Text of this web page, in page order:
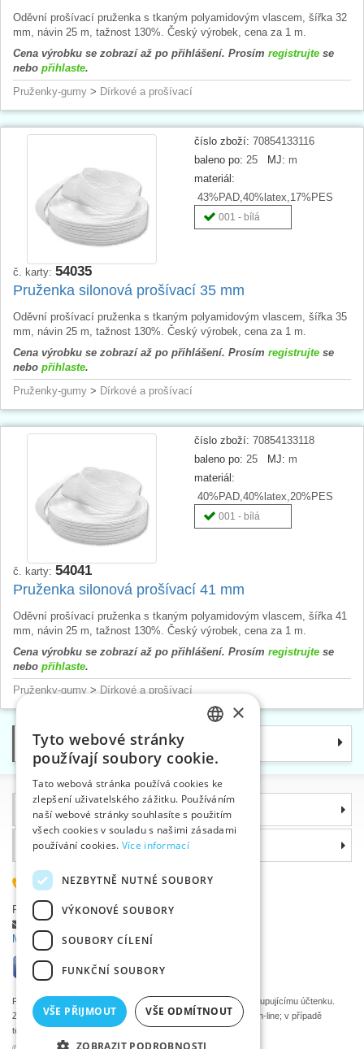
Oděvní prošívací pruženka s tkaným polyamidovým vlascem, šířka 32
mm, návin 25 m, tažnost 130%. Český výrobek, cena za 1 m.
Cena výrobku se zobrazí až po přihlášení. Prosím registrujte se
nebo přihlaste.
Pruženky-gumy > Dírkové a prošívací
číslo zboží: 70854133116
baleno po: 25 MJ: m
materiál:
43%PAD,40%latex,17%PES
001 - bílá
č. karty: 54035
Pruženka silonová prošívací 35 mm
Oděvní prošívací pruženka s tkaným polyamidovým vlascem, šířka 35
mm, návin 25 m, tažnost 130%. Český výrobek, cena za 1 m.
Cena výrobku se zobrazí až po přihlášení. Prosím registrujte se
nebo přihlaste.
Pruženky-gumy > Dírkové a prošívací
číslo zboží: 70854133118
baleno po: 25 MJ: m
materiál:
40%PAD,40%latex,20%PES
001 - bílá
č. karty: 54041
Pruženka silonová prošívací 41 mm
Oděvní prošívací pruženka s tkaným polyamidovým vlascem, šířka 41
mm, návin 25 m, tažnost 130%. Český výrobek, cena za 1 m.
Cena výrobku se zobrazí až po přihlášení. Prosím registrujte se
nebo přihlaste.
Pruženky-gumy > Dírkové a prošívací
Kategorie
Informace
Proč si zvolit právě nás
585 051 217
Plzeňská 868, 783 91 Uničov, Česká republika
Položit dotaz
Máte problémy s přihlášením ?
Podle zákona o evidenci tržeb je prodávající povinen vystavit kupujícímu účtenku.
Zároveň je povinen zaevidovat přijatou tržbu u správce daně on-line; v případě
technického výpadku pak nejpozději do 48 hodin.
ENGLISH
GERMAN
×
Tyto webové stránky
používají soubory cookie.
Tato webová stránka používá cookies ke
zlepšení uživatelského zážitku. Používáním
naší webové stránky souhlasíte s použitím
všech cookies v souladu s našimi zásadami
používání cookies. Více informací
NEZBYTNĚ NUTNÉ SOUBORY
VÝKONOVÉ SOUBORY
SOUBORY CÍLENÍ
FUNKČNÍ SOUBORY
VŠE PŘIJMOUT VŠE ODMÍTNOUT
ZOBRAZIT PODROBNOSTI